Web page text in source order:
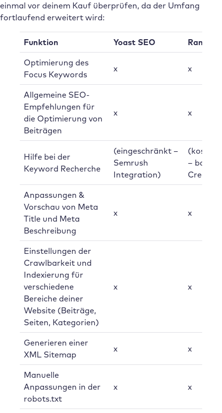
einmal vor deinem Kauf überprüfen, da der Umfang
fortlaufend erweitert wird:
Funktion Yoast SEO Rank
Optimierung des
Focus Keywords
x x
Allgemeine SEO-
Empfehlungen für
die Optimierung von
Beiträgen
x x
Hilfe bei der
Keyword Recherche
(eingeschränkt –
Semrush
Integration)
–
Credits)
Anpassungen &
Vorschau von Meta
Title und Meta
Beschreibung
x x
Einstellungen der
Crawlbarkeit und
Indexierung für
verschiedene
Bereiche deiner
Website (Beiträge,
Seiten, Kategorien)
x x
Generieren einer
XML Sitemap
x x
Manuelle
Anpassungen in der
robots.txt
x x